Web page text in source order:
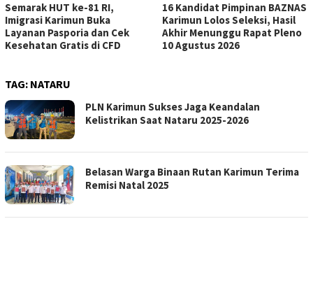
Semarak HUT ke-81 RI,
Imigrasi Karimun Buka
Layanan Pasporia dan Cek
Kesehatan Gratis di CFD
16 Kandidat Pimpinan BAZNAS
Karimun Lolos Seleksi, Hasil
Akhir Menunggu Rapat Pleno
10 Agustus 2026
TAG: NATARU
PLN Karimun Sukses Jaga Keandalan
Kelistrikan Saat Nataru 2025-2026
Belasan Warga Binaan Rutan Karimun Terima
Remisi Natal 2025